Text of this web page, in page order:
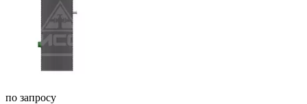
по запросу